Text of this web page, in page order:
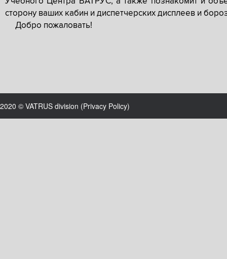
сторону ваших кабин и диспетчерских дисплеев и
Добро пожаловать!
2020 © VATRUS division (Privacy Policy)